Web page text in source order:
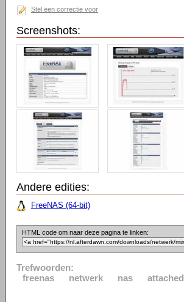
Stel een correctie voor
Screenshots:
Andere edities:
FreeNAS (64-bit)
HTML code om naar deze pagina te linken:
Trefwoorden:
freenas
netwerk nas attached